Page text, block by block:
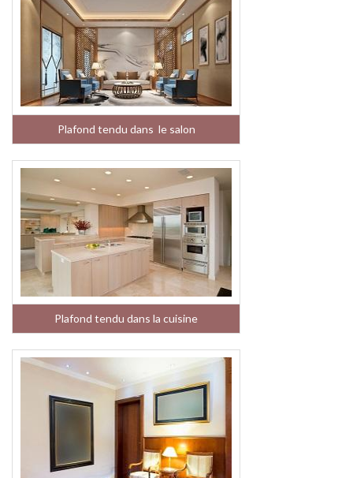
Plafond tendu dans le salon
Plafond tendu dans la cuisine